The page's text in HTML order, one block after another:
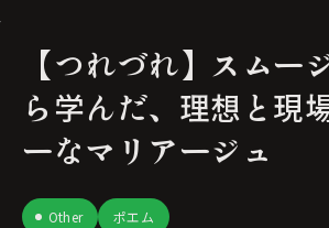
【つれづれ】スムー
ら学んだ、理想と現
ーなマリアージュ
Other
ポエム